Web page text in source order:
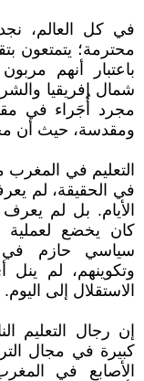
في كل العالم،
محترمة؛ يتمتعون
باعتبار أنهم
شمال إفريقيا
مجرد أُجَراء في
ومقدسة، حيث أن
التعليم في
في الحقيقة، لم
الأيام. بل لم
كان يخضع لعملية
سياسي حازم في
وتكوينهم، لم ينل
الاستقلال إلى اليوم.
إن رجال التعليم
كبيرة في مجال
الأصابع في